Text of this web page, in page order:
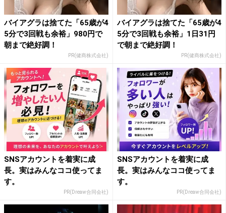
バイアグラは捨てた「65歳が4
5分で3回戦も余裕」980円で
朝まで絶好調！
PR(健商株式会社)
バイアグラは捨てた「65歳が4
5分で3回戦も余裕」1日31円
で朝まで絶好調！
PR(健商株式会社)
SNSアカウントを着実に成
長。実はみんなココ使ってま
す。
PR(Dreaw合同会社)
SNSアカウントを着実に成
長。実はみんなココ使ってま
す。
PR(Dreaw合同会社)